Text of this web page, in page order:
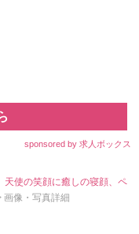
sponsored by 求人ボックス
天使の笑顔に癒しの寝顔、ペ
画像・写真詳細